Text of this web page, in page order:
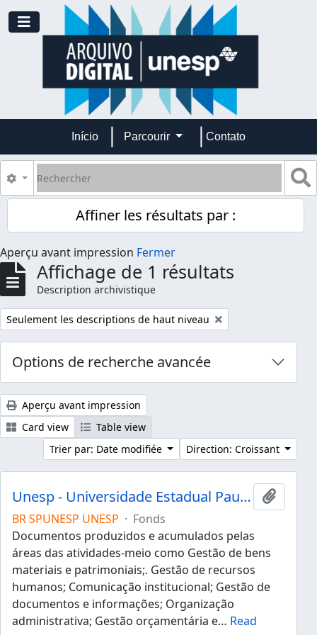
Skip to main content
Toggle navigation
Início Parcourir Contato
Rechercher
Search options
Affiner les résultats par :
Aperçu avant impression Fermer
Affichage de 1 résultats
Description archivistique
Remove filter:
Seulement les descriptions de haut niveau
Options de recherche avancée
Aperçu avant impression
Card view
Table view
Trier par: Date modifiée
Direction: Croissant
Unesp - Universidade Estadual Paulista "Júlio de Mesquita Filho"
Ajouter
BR SPUNESP UNESP · Fonds
Documentos produzidos e acumulados pelas
áreas das atividades-meio como Gestão de bens
materiais e patrimoniais;. Gestão de recursos
humanos; Comunicação institucional; Gestão de
documentos e informações; Organização
administrativa; Gestão orçamentária e… Read